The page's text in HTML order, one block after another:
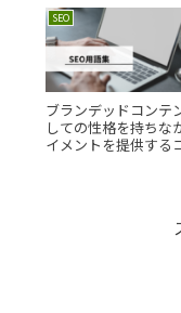
SEO
ブランデッドコンテ
しての性格を持ちな
イメントを提供する